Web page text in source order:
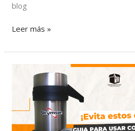
blog
Leer más »
Los
errores
más
comunes
al
usar